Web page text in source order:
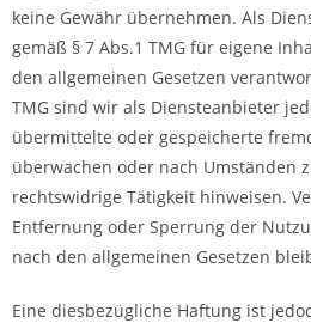
keine Gewähr übernehmen. Als
gemäß § 7 Abs.1 TMG für eigene
den allgemeinen Gesetzen
TMG sind wir als Diensteanbieter
übermittelte oder gespeicherte
überwachen oder nach Umständen
rechtswidrige Tätigkeit hinweisen.
Entfernung oder Sperrung der
nach den allgemeinen Gesetzen
Eine diesbezügliche Haftung ist